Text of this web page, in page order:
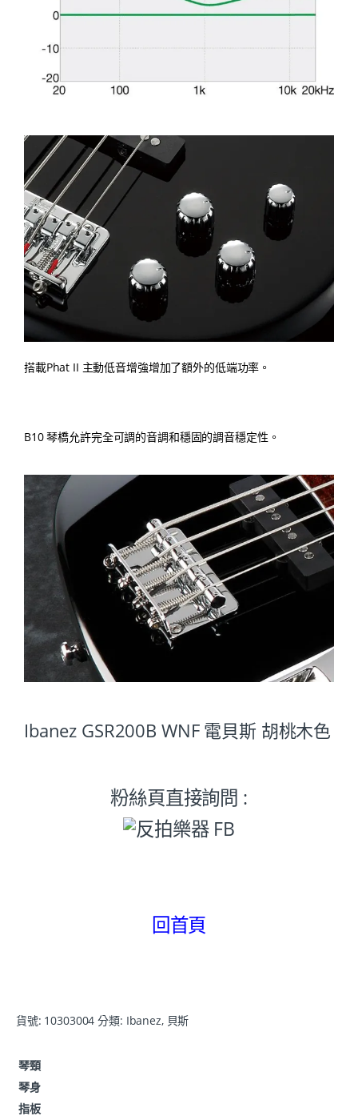
搭載Phat II 主動低音增強增加了額外的低端功率。
B10 琴橋允許完全可調的音調和穩固的調音穩定性。
Ibanez GSR200B WNF 電貝斯 胡桃木色
粉絲頁直接詢問 :
回首頁
貨號: 10303004 分類: Ibanez, 貝斯
琴頸
琴身
指板